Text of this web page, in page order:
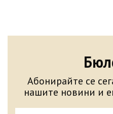
Абонирайте се
нашите новини и